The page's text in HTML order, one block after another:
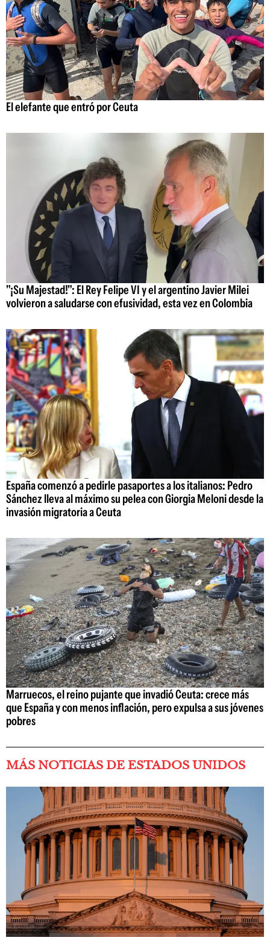
El elefante que entró por Ceuta
"¡Su Majestad!": El Rey Felipe VI y el argentino Javier Milei
volvieron a saludarse con efusividad, esta vez en Colombia
España comenzó a pedirle pasaportes a los italianos: Pedro
Sánchez lleva al máximo su pelea con Giorgia Meloni desde la
invasión migratoria a Ceuta
Marruecos, el reino pujante que invadió Ceuta: crece más
que España y con menos inflación, pero expulsa a sus jóvenes
pobres
MÁS NOTICIAS DE ESTADOS UNIDOS